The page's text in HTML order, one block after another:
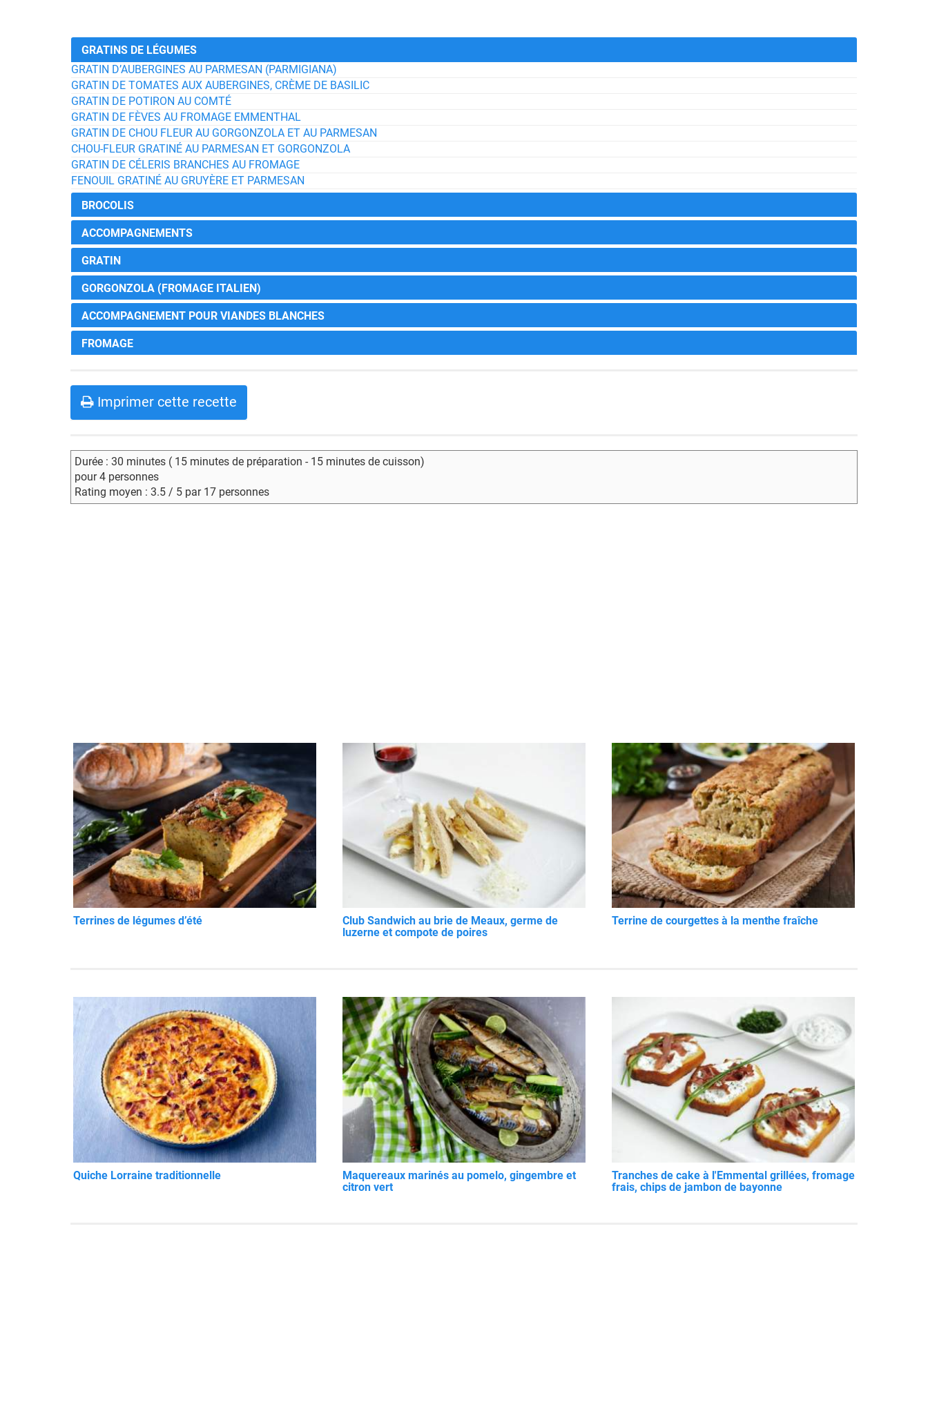
GRATINS DE LÉGUMES
GRATIN D’AUBERGINES AU PARMESAN (PARMIGIANA)
GRATIN DE TOMATES AUX AUBERGINES, CRÈME DE BASILIC
GRATIN DE POTIRON AU COMTÉ
GRATIN DE FÈVES AU FROMAGE EMMENTHAL
GRATIN DE CHOU FLEUR AU GORGONZOLA ET AU PARMESAN
CHOU-FLEUR GRATINÉ AU PARMESAN ET GORGONZOLA
GRATIN DE CÉLERIS BRANCHES AU FROMAGE
FENOUIL GRATINÉ AU GRUYÈRE ET PARMESAN
BROCOLIS
ACCOMPAGNEMENTS
GRATIN
GORGONZOLA (FROMAGE ITALIEN)
ACCOMPAGNEMENT POUR VIANDES BLANCHES
FROMAGE
Imprimer cette recette
Durée : 30 minutes ( 15 minutes de préparation - 15 minutes de cuisson)
pour 4 personnes
Rating moyen : 3.5 / 5 par 17 personnes
Terrines de légumes d’été
Club Sandwich au brie de Meaux, germe de
luzerne et compote de poires
Terrine de courgettes à la menthe fraîche
Quiche Lorraine traditionnelle
Maquereaux marinés au pomelo, gingembre et
citron vert
Tranches de cake à l'Emmental grillées, fromage
frais, chips de jambon de bayonne